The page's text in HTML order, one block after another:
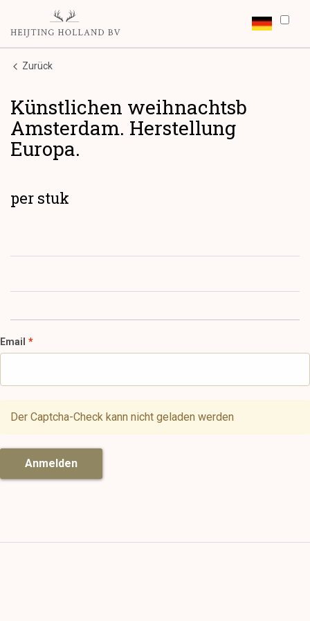
Zurück
Künstlichen weihnachtsb
Amsterdam. Herstellung
Europa.
per stuk
Email
Der Captcha-Check kann nicht geladen werden
Anmelden